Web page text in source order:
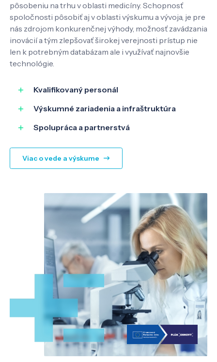
Pôsobenie
Know-how
Kontakt
EN
pôsobeniu na trhu v oblasti medicíny. Schopnosť
spoločnosti pôsobiť aj v oblasti výskumu a vývoja, je pre
nás zdrojom konkurenčnej výhody, možnosť zavádzania
inovácií a tým zlepšovať širokej verejnosti prístup nie
len k potrebným databázam ale i využívať najnovšie
technológie.
Kvalifikovaný personál
Výskumné zariadenia a infraštruktúra
Spolupráca a partnerstvá
Viac o vede a výskume